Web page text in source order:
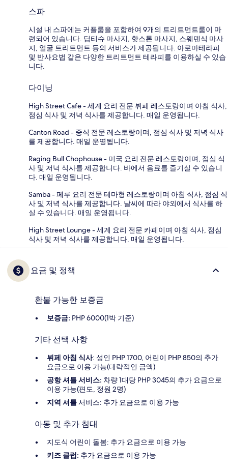
스파
시설 내 스파에는 커플룸을 포함하여 9개의 트리트먼트룸이 마
련되어 있습니다. 딥티슈 마사지, 핫스톤 마사지, 스웨덴식 마사
지, 얼굴 트리트먼트 등의 서비스가 제공됩니다. 아로마테라피
및 반사요법 같은 다양한 트리트먼트 테라피를 이용하실 수 있습
니다.
다이닝
High Street Cafe - 세계 요리 전문 뷔페 레스토랑이며 아침 식사,
점심 식사 및 저녁 식사를 제공합니다. 매일 운영됩니다.
Canton Road - 중식 전문 레스토랑이며, 점심 식사 및 저녁 식사
를 제공합니다. 매일 운영됩니다.
Raging Bull Chophouse - 미국 요리 전문 레스토랑이며, 점심 식
사 및 저녁 식사를 제공합니다. 바에서 음료를 즐기실 수 있습니
다. 매일 운영됩니다.
Samba - 페루 요리 전문 테마형 레스토랑이며 아침 식사, 점심 식
사 및 저녁 식사를 제공합니다. 날씨에 따라 야외에서 식사를 하
실 수 있습니다. 매일 운영됩니다.
High Street Lounge - 세계 요리 전문 카페이며 아침 식사, 점심
식사 및 저녁 식사를 제공합니다. 매일 운영됩니다.
요금 및 정책
환불 가능한 보증금
보증금: PHP 6000(1박 기준)
기타 선택 사항
뷔페 아침 식사: 성인 PHP 1700, 어린이 PHP 850의 추가
요금으로 이용 가능(대략적인 금액)
공항 셔틀 서비스: 차량 1대당 PHP 3045의 추가 요금으로
이용 가능(편도, 정원 2명)
지역 셔틀서비스: 추가 요금으로 이용 가능
아동 및 추가 침대
지도식 어린이 돌봄: 추가 요금으로 이용 가능
키즈 클럽: 추가 요금으로 이용 가능